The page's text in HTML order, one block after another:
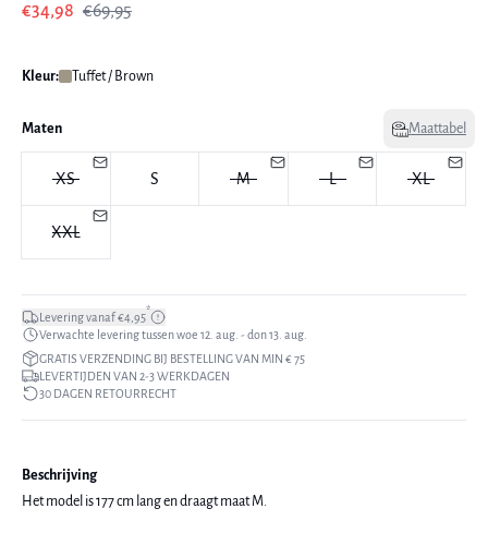
€34,98 €69,95
Kleur: Tuffet / Brown
Maten Maattabel
XS S M L XL
XXL
Levering vanaf €4,95*
Verwachte levering tussen woe 12. aug. - don 13. aug.
GRATIS VERZENDING BIJ BESTELLING VAN MIN € 75
LEVERTIJDEN VAN 2-3 WERKDAGEN
30 DAGEN RETOURRECHT
Beschrijving
Het model is 177 cm lang en draagt maat M.